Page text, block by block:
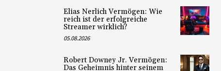
Elias Nerlich Vermögen: Wie
reich ist der erfolgreiche
Streamer wirklich?
05.08.2026
Robert Downey Jr. Vermögen:
Das Geheimnis hinter seinem